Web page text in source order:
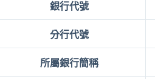
銀行代號
分行代號
所屬銀行簡稱